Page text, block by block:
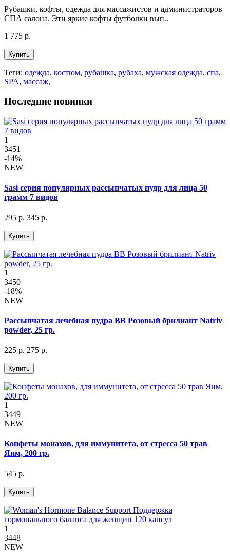
Рубашки, кофты, одежда для массажистов и администраторов
СПА салона. Эти яркие кофты футболки вып..
1 775 р.
Купить
Теги: одежда, костюм, рубашка, рубаха, мужская одежда, спа,
SPA, массаж,
Последние новинки
1
3451
-14%
NEW
Sasi серия популярных рассыпчатых пудр для лица 50
грамм 7 видов
295 р. 345 р.
Купить
1
3450
-18%
NEW
Рассыпчатая лечебная пудра BB Розовый брилиант Natriv
powder, 25 гр.
225 р. 275 р.
Купить
1
3449
NEW
Конфеты монахов, для иммунитета, от стресса 50 трав
Яим, 200 гр.
545 р.
Купить
1
3448
NEW